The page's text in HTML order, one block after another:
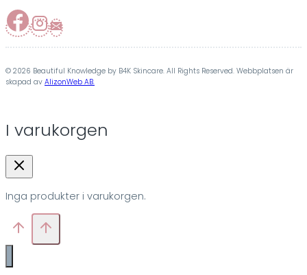
© 2026 Beautiful Knowledge by B4K Skincare. All Rights Reserved. Webbplatsen är
skapad av AlizonWeb AB.
I varukorgen
Inga produkter i varukorgen.